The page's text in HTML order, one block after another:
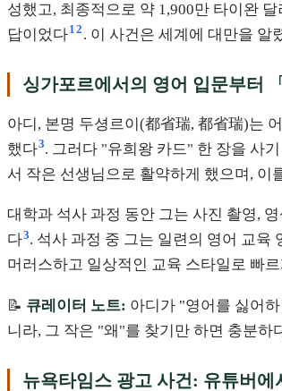
성했고, 최종적으로 약 1,900만 타이완
답이었다12 . 이 사건은 세계에 대만을 알
싱가포르에서의 영어 입문부터
아디, 본명 두셩르이(都省瑞, 都省瑞)는
했다3. 그러다 "유희왕 카드" 한 장을 사
서 작은 선생님으로 활약하게 했으며,
대학과 석사 과정 동안 그는 사진 촬영,
다3. 석사 과정 중 그는 일련의 영어 교육
머러스하고 일상적인 교육 스타일로 빠
📝 큐레이터 노트: 아디가 "영어를 싫어
니라, 그 작은 "왜"를 찾기만 하면 충분하
뉴욕타임스 광고 사건: 유튜버에